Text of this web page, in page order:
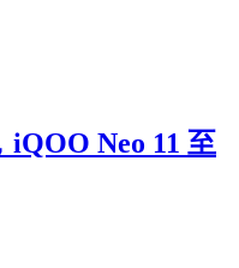
iQOO Neo 11 至